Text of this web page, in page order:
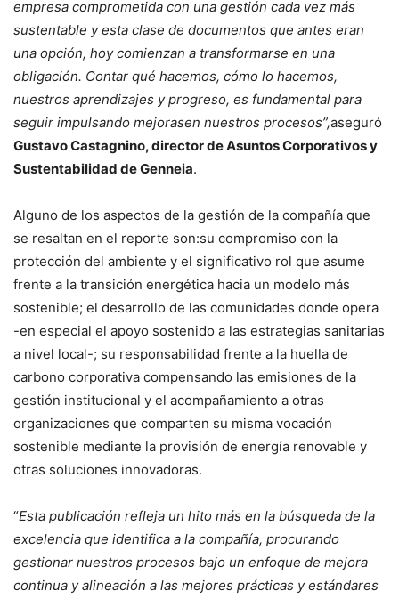
empresa comprometida con una gestión cada vez más
sustentable y esta clase de documentos que antes eran
una opción, hoy comienzan a transformarse en una
obligación. Contar qué hacemos, cómo lo hacemos,
nuestros aprendizajes y progreso, es fundamental para
seguir impulsando mejorasen nuestros procesos”,aseguró
Gustavo Castagnino, director de Asuntos Corporativos y
Sustentabilidad de Genneia.
Alguno de los aspectos de la gestión de la compañía que
se resaltan en el reporte son:su compromiso con la
protección del ambiente y el significativo rol que asume
frente a la transición energética hacia un modelo más
sostenible; el desarrollo de las comunidades donde opera
-en especial el apoyo sostenido a las estrategias sanitarias
a nivel local-; su responsabilidad frente a la huella de
carbono corporativa compensando las emisiones de la
gestión institucional y el acompañamiento a otras
organizaciones que comparten su misma vocación
sostenible mediante la provisión de energía renovable y
otras soluciones innovadoras.
“Esta publicación refleja un hito más en la búsqueda de la
excelencia que identifica a la compañía, procurando
gestionar nuestros procesos bajo un enfoque de mejora
continua y alineación a las mejores prácticas y estándares